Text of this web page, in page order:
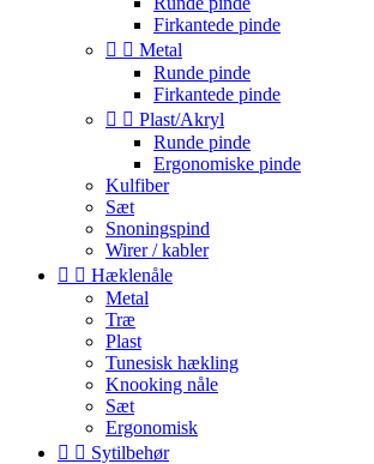
Firkantede pinde
  Metal
Runde pinde
Firkantede pinde
  Plast/Akryl
Runde pinde
Ergonomiske pinde
Kulfiber
Sæt
Snoningspind
Wirer / kabler
  Hæklenåle
Metal
Træ
Plast
Tunesisk hækling
Knooking nåle
Sæt
Ergonomisk
  Sytilbehør